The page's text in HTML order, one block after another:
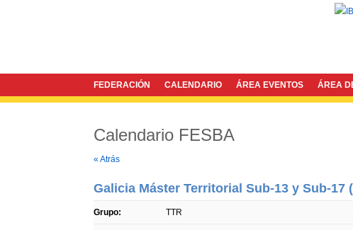
FEDERACIÓN CALENDARIO ÁREA EVENTOS ÁREA
Calendario FESBA
« Atrás
Galicia Máster Territorial Sub-13 y Sub-17
Grupo: TTR